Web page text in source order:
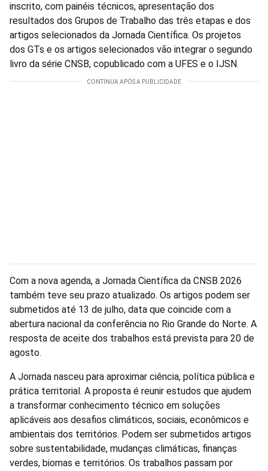
inscrito, com painéis técnicos, apresentação dos
resultados dos Grupos de Trabalho das três etapas e dos
artigos selecionados da Jornada Científica. Os projetos
dos GTs e os artigos selecionados vão integrar o segundo
livro da série CNSB, copublicado com a UFES e o IJSN.
Com a nova agenda, a Jornada Científica da CNSB 2026
também teve seu prazo atualizado. Os artigos podem ser
submetidos até 13 de julho, data que coincide com a
abertura nacional da conferência no Rio Grande do Norte. A
resposta de aceite dos trabalhos está prevista para 20 de
agosto.
A Jornada nasceu para aproximar ciência, política pública e
prática territorial. A proposta é reunir estudos que ajudem
a transformar conhecimento técnico em soluções
aplicáveis aos desafios climáticos, sociais, econômicos e
ambientais dos territórios. Podem ser submetidos artigos
sobre sustentabilidade, mudanças climáticas, finanças
verdes, biomas e territórios. Os trabalhos passam por